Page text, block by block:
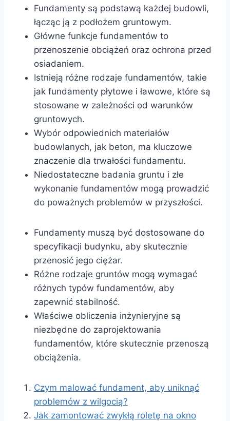
Fundamenty są podstawą każdej budowli,
łącząc ją z podłożem gruntowym.
Główne funkcje fundamentów to
przenoszenie obciążeń oraz ochrona przed
osiadaniem.
Istnieją różne rodzaje fundamentów, takie
jak fundamenty płytowe i ławowe, które są
stosowane w zależności od warunków
gruntowych.
Wybór odpowiednich materiałów
budowlanych, jak beton, ma kluczowe
znaczenie dla trwałości fundamentu.
Niedostateczne badania gruntu i złe
wykonanie fundamentów mogą prowadzić
do poważnych problemów w przyszłości.
Fundamenty muszą być dostosowane do
specyfikacji budynku, aby skutecznie
przenosić jego ciężar.
Różne rodzaje gruntów mogą wymagać
różnych typów fundamentów, aby
zapewnić stabilność.
Właściwe obliczenia inżynieryjne są
niezbędne do zaprojektowania
fundamentów, które skutecznie przenoszą
obciążenia.
Czym malować fundament, aby uniknąć
problemów z wilgocią?
Jak zamontować zwykłą roletę na okno